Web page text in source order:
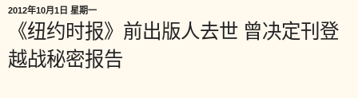
2012年10月1日 星期一
《纽约时报》前出版人去世 曾决定刊登
越战秘密报告